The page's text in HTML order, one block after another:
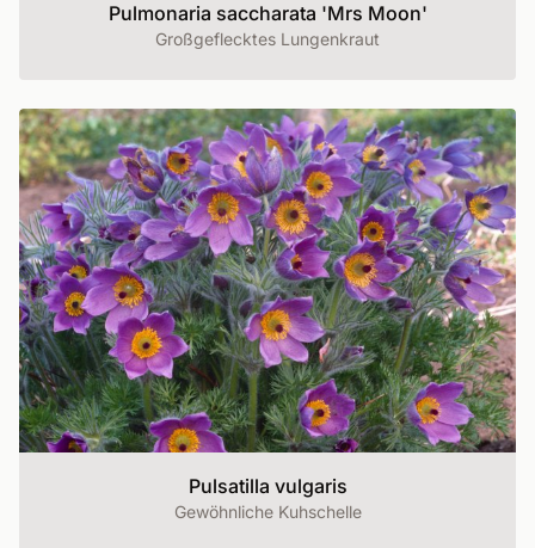
Pulmonaria saccharata 'Mrs Moon'
Großgeflecktes Lungenkraut
Pulsatilla vulgaris
Gewöhnliche Kuhschelle